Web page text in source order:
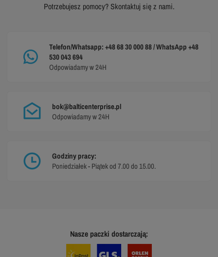
Potrzebujesz pomocy? Skontaktuj się z nami.
Telefon/Whatsapp: +48 68 30 000 88 / WhatsApp +48
530 043 694
Odpowiadamy w 24H
bok@balticenterprise.pl
Odpowiadamy w 24H
Godziny pracy:
Poniedziałek - Piątek od 7.00 do 15.00.
Nasze paczki dostarczają: